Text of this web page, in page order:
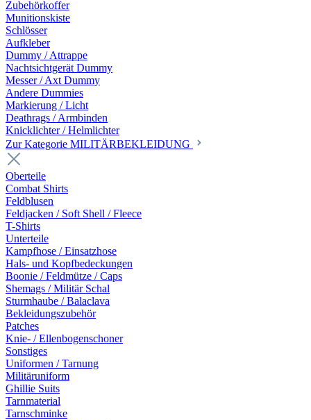
Zubehörkoffer
Munitionskiste
Schlösser
Aufkleber
Dummy / Attrappe
Nachtsichtgerät Dummy
Messer / Axt Dummy
Andere Dummies
Markierung / Licht
Deathrags / Armbinden
Knicklichter / Helmlichter
Zur Kategorie MILITÄRBEKLEIDUNG
Oberteile
Combat Shirts
Feldblusen
Feldjacken / Soft Shell / Fleece
T-Shirts
Unterteile
Kampfhose / Einsatzhose
Hals- und Kopfbedeckungen
Boonie / Feldmütze / Caps
Shemags / Militär Schal
Sturmhaube / Balaclava
Bekleidungszubehör
Patches
Knie- / Ellenbogenschoner
Sonstiges
Uniformen / Tarnung
Militäruniform
Ghillie Suits
Tarnmaterial
Tarnschminke